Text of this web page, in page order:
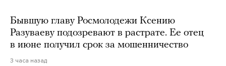
Бывшую главу Росмолодежи Ксению
Разуваеву подозревают в растрате. Ее отец
в июне получил срок за мошенничество
3 часа назад